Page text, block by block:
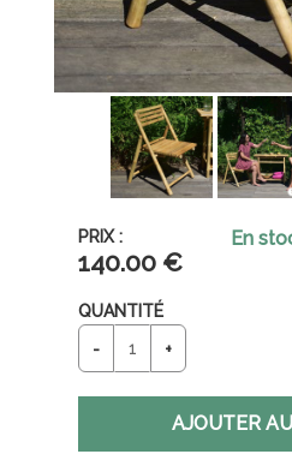
140.00 €
En
QUANTITÉ